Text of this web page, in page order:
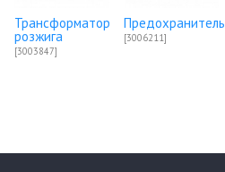
Трансформатор
розжига
[3003847]
Предохранитель
[3006211]